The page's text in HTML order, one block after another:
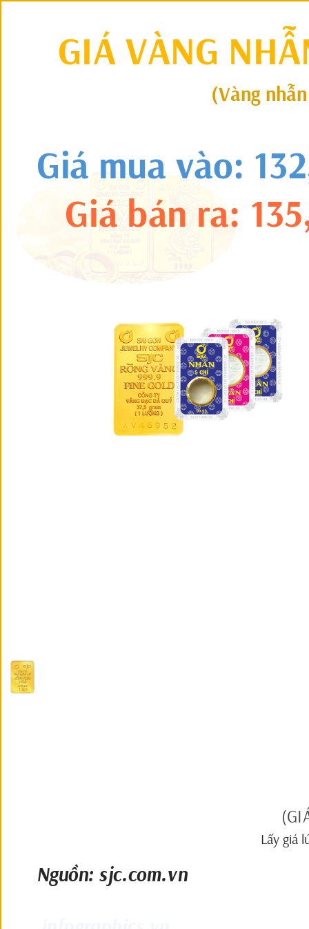
GIÁ VÀNG
(Vàng
Giá mua vào:
Giá bán ra:
Lấy giá
Nguồn: sjc.com.vn